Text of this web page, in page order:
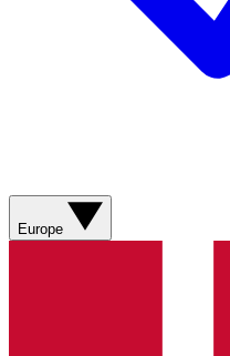
Europe